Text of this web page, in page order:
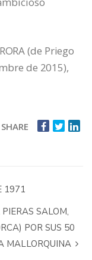
(de Priego
de 2015),
SHARE
1971
SALOM,
POR SUS 50
MALLORQUINA